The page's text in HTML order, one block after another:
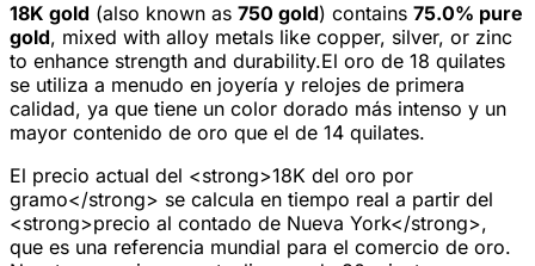
18K gold (also known as 750 gold) contains 75.0% pure
gold, mixed with alloy metals like copper, silver, or zinc
to enhance strength and durability.El oro de 18 quilates
se utiliza a menudo en joyería y relojes de primera
calidad, ya que tiene un color dorado más intenso y un
mayor contenido de oro que el de 14 quilates.
El precio actual del <strong>18K del oro por
gramo</strong> se calcula en tiempo real a partir del
<strong>precio al contado de Nueva York</strong>,
que es una referencia mundial para el comercio de oro.